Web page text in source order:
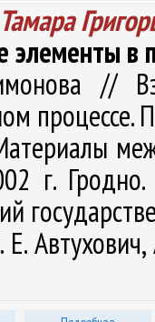
в
//
процессе.
г.
Е.